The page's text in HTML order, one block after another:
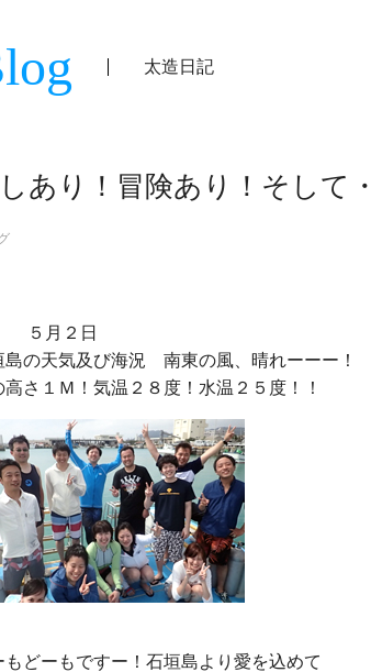
太造日記
あり！冒険あり！そして
島の天気及び海況　南東の風、晴れーーー！
もどーもですー！石垣島より愛を込めて